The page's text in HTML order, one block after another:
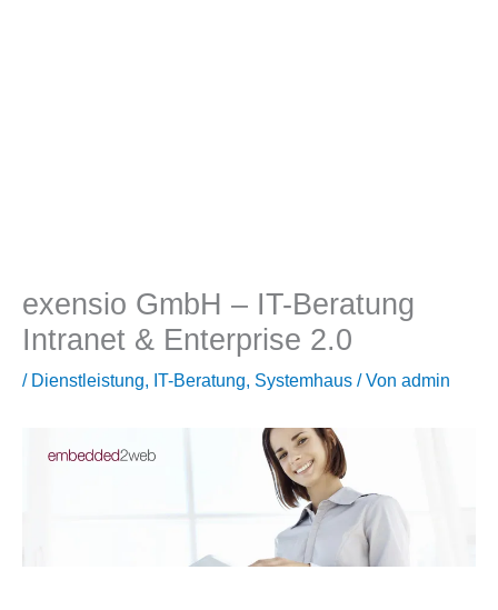
exensio GmbH – IT-Beratung
Intranet & Enterprise 2.0
/ Dienstleistung, IT-Beratung, Systemhaus / Von admin